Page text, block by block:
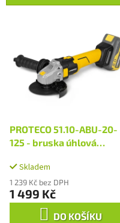
d
u
t
ů
PROTECO 51.10-ABU-20-
125 - bruska úhlová
V bez aku
Skladem
1 239 Kč bez DPH
1 499 Kč
DO KOŠÍKU